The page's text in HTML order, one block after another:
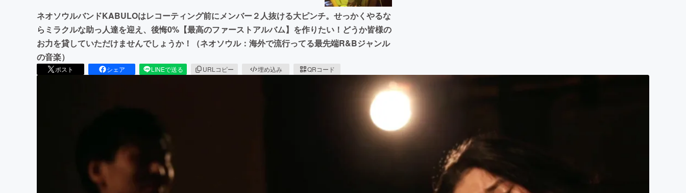
ネオソウルバンドKABULOはレコーティング前にメンバー２人抜ける大ピンチ。せっかくやるな
らミラクルな助っ人達を迎え、後悔0%【最高のファーストアルバム】を作りたい！どうか皆様の
お力を貸していただけませんでしょうか！（ネオソウル：海外で流行ってる最先端R&Bジャンル
の音楽）
ポスト シェア LINEで送る URLコピー 埋め込み QRコード